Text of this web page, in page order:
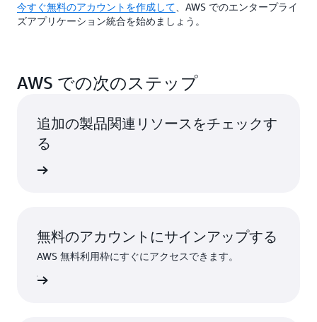
今すぐ無料のアカウントを作成して 、AWS でのエンタープライ
ズアプリケーション統合を始めましょう。
AWS での次のステップ
追加の製品関連リソースをチェックす
る
無料のアカウントにサインアップする
AWS 無料利用枠にすぐにアクセスできます。